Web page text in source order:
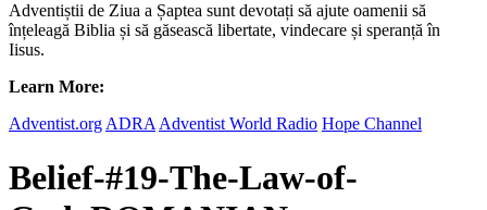
Adventiștii de Ziua a Șaptea sunt devotați să ajute oamenii să
înțeleagă Biblia și să găsească libertate, vindecare și speranță în
Iisus.
Learn More:
Adventist.org ADRA Adventist World Radio Hope Channel
Belief-#19-The-Law-of-